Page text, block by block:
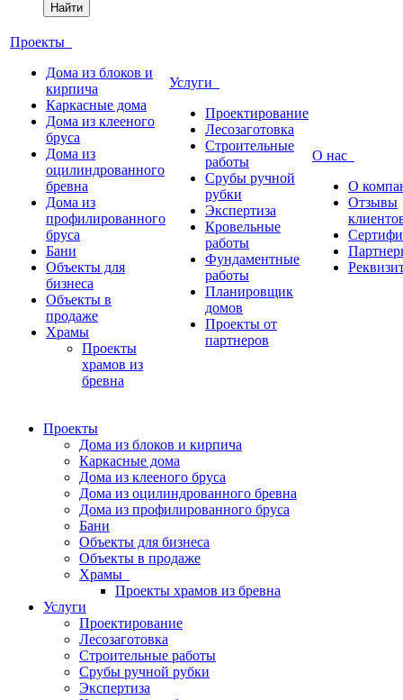
Найти
Проекты
Дома из блоков и
кирпича
Каркасные дома
Дома из клееного
бруса
Дома из
оцилиндрованного
бревна
Дома из
профилированного
бруса
Бани
Объекты для
бизнеса
Объекты в
продаже
Храмы
Проекты
храмов из
бревна
Услуги
Проектирование
Лесозаготовка
Строительные
работы
Срубы ручной
рубки
Экспертиза
Кровельные
работы
Фундаментные
работы
Планировщик
домов
Проекты от
партнеров
О нас
О
Отзывы
Проекты
Дома из блоков и кирпича
Каркасные дома
Дома из клееного бруса
Дома из оцилиндрованного бревна
Дома из профилированного бруса
Бани
Объекты для бизнеса
Объекты в продаже
Храмы
Проекты храмов из бревна
Услуги
Проектирование
Лесозаготовка
Строительные работы
Срубы ручной рубки
Экспертиза